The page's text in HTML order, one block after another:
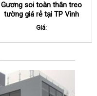
Gương soi toàn thân treo
tường giá rẻ tại TP Vinh
Nghệ An
Giá: